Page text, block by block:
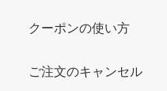
クーポンの使い方
ご注文のキャンセル